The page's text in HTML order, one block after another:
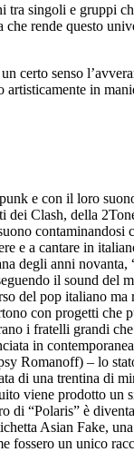
tra singoli e gruppi
rende questo
senso
in
e con il loro
Clash, della
contaminandosi
a cantare in
degli anni
il sound del
del pop italiano
con progetti che
i fratelli grandi
in
Romanoff) – lo
di una trentina di
viene prodotto
di “Polaris” è
Asian Fake,
fossero un unico